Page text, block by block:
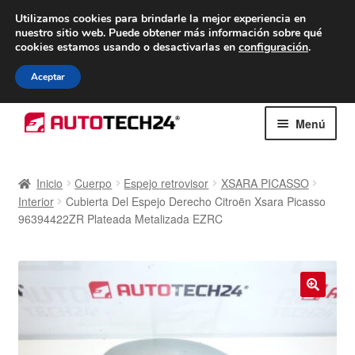
ENTREGA desde 7 EUR
De lunes a viernes de 9 a. m. a 4 p. m.
navegación
al
Menú
Caja registradora
Contacto
Inicio Cuerpo Espejo retrovisor
XSARA PICASSO
Interior
Cubierta Del Espejo Derecho Citroën Xsara Picasso
96394422ZR Plateada Metalizada EZRC
🔍
Utilizamos cookies para brindarle la mejor experiencia en
nuestro sitio web. Puede obtener más información sobre qué
cookies estamos usando o desactivarlas en configuración.
Aceptar